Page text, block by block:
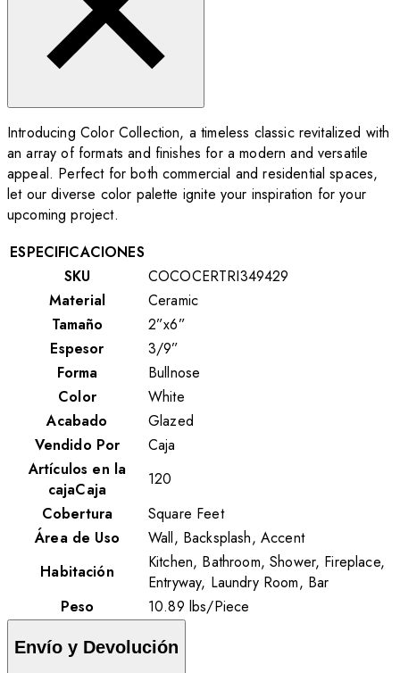
Introducing Color Collection, a timeless classic revitalized with
an array of formats and finishes for a modern and versatile
appeal. Perfect for both commercial and residential spaces,
let our diverse color palette ignite your inspiration for your
upcoming project.
ESPECIFICACIONES
SKU
COCOCERTRI349429
Material
Ceramic
Tamaño
2”x6”
Espesor
3/9”
Forma
Bullnose
Color
White
Acabado
Glazed
Vendido Por
Caja
Artículos en la
cajaCaja
120
Cobertura
Square Feet
Área de Uso
Wall, Backsplash, Accent
Habitación
Kitchen, Bathroom, Shower, Fireplace,
Entryway, Laundry Room, Bar
Peso
10.89 lbs/Piece
Envío y Devolución